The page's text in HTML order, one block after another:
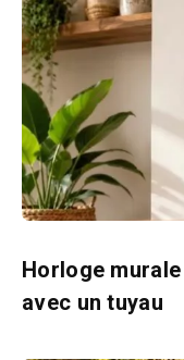
Horloge
avec un tuyau